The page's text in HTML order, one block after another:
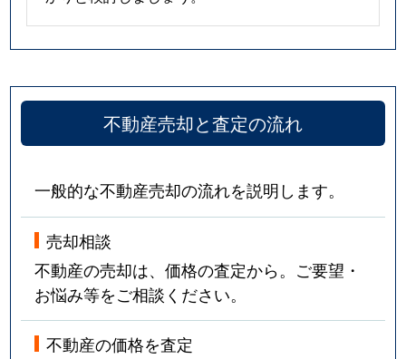
不動産売却と査定の流れ
一般的な不動産売却の流れを説明します。
売却相談
不動産の売却は、価格の査定から。ご要望・
お悩み等をご相談ください。
不動産の価格を査定